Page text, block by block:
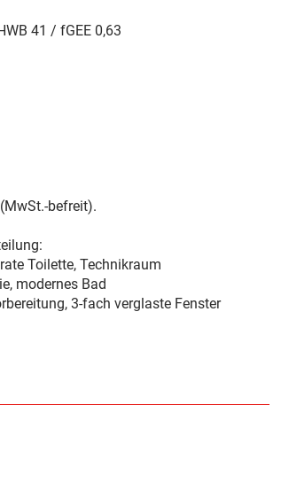
41 / fGEE 0,63
befreit).
Toilette, Technikraum
modernes Bad
3-fach verglaste Fenster